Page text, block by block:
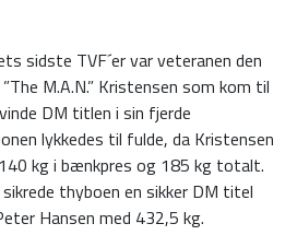
sidste TVF´er var veteranen den
M.A.N.” Kristensen som kom til
DM titlen i sin fjerde
lykkedes til fulde, da Kristensen
kg i bænkpres og 185 kg totalt.
thyboen en sikker DM titel
Hansen med 432,5 kg.